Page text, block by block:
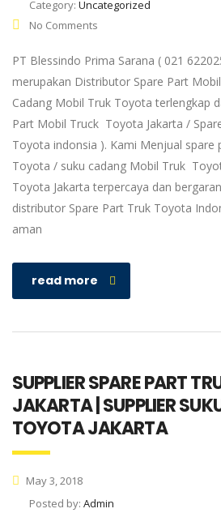
Category: Uncategorized
No Comments
PT Blessindo Prima Sarana ( 021
merupakan Distributor Spare Part
Cadang Mobil Truk Toyota terlengkap
Part Mobil Truck Toyota Jakarta /
Toyota indonsia ). Kami Menjual spare
Toyota / suku cadang Mobil Truk
Toyota Jakarta terpercaya dan
distributor Spare Part Truk Toyota
aman
read more
SUPPLIER SPARE PART
JAKARTA | SUPPLIER
TOYOTA JAKARTA
May 3, 2018
Posted by: Admin